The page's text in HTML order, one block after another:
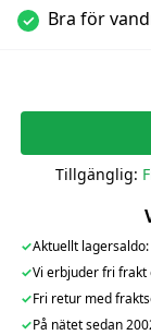
✓ Bra för
Tillgänglig:
✓Aktuellt lagersaldo:
✓Vi erbjuder fri frakt
✓Fri retur med
✓På nätet sedan